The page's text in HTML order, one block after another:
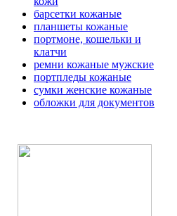
барсетки кожаные
планшеты кожаные
портмоне, кошельки и
клатчи
ремни кожаные мужские
портпледы кожаные
сумки женские кожаные
обложки для документов